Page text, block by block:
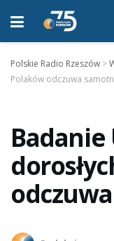
Polskie Radio Rzeszów >
Polaków odczuwa
Badanie